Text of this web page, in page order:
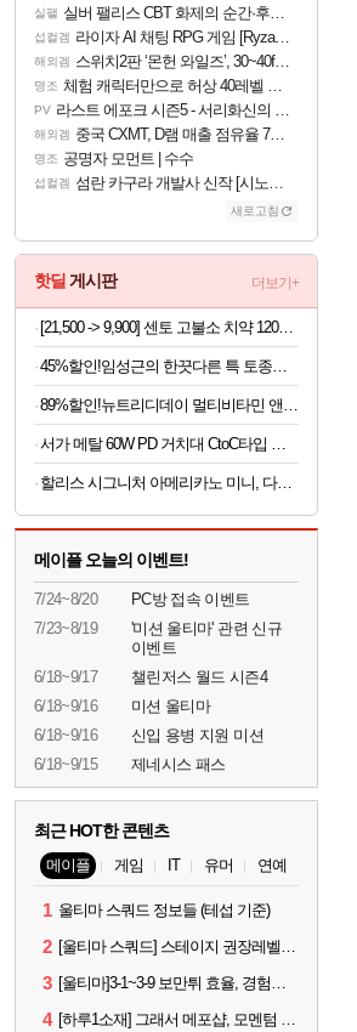
실팰 실버 팰리스 CBT 화제의 순간·후기 모음
섭컬겜 라이자 AI 채팅 RPG 게임 [RyzaChat: AI] 공개
해외겜 스위치2판 ‘몬헌 와일즈’, 30~40fps 목표 추정
명조 체험 캐릭터만으로 허상 40레벨 하이와티아 5분 컷!｜에이메스·린네·모니에 명함
PV 라스트 에포크 시즌5 - 서리화신의 분노 티저
해외겜 중국 CXMT, D램 매출 점유율 7%…글로벌 4위로 부상
명조 공명자 모먼트 | 수수
섭컬겜 섬란 카구라 개발사 신작 [시노비 넥서스] 연내 출시 예정
새로고침
핫딜 게시판 더보기+
[21,500 -> 9,900] 센토 고불소 치약 120g x 4개
할리스 시그니처 아메리카노 미니, 다크, 0.9g, 100개입, 1개
메이플 오늘의 이벤트!
7/24~8/20
PC방 접속 이벤트
7/23~8/19
'미션 울티마' 관련 신규
이벤트
6/18~9/17
챌린저스 월드 시즌4
6/18~9/16
미션 울티마
6/18~9/16
신입 용병 지원 미션
6/18~9/15
제네시스 패스
최근 HOT한 콘텐츠
메이플 게임 IT 유머 연예
1 울티마 스쿼드 정보들 (테섭 기준)
2 [울티마 스쿼드] 스테이지 권장레벨, 잠재옵션표, 스킬퍼뎀, 장비 리스트 및 능력치 공유
3 [울티마]3-1~3-9 보만튀 효율, 경험치 공략 및 소소한 컨트롤 팁
4 [하루1소재] 그래서 메포샵, 모멘텀 효율 얼마나 좋음?